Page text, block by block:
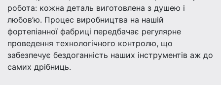
робота: кожна деталь виготовлена ​​з душею і
любов’ю. Процес виробництва на нашій
фортепіанної фабриці передбачає регулярне
проведення технологічного контролю, що
забезпечує бездоганність наших інструментів аж до
самих дрібниць.